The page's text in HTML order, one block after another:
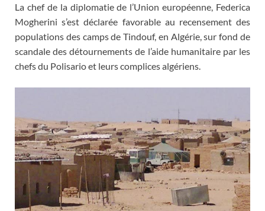
La chef de la diplomatie de l’Union européenne, Federica
Mogherini s’est déclarée favorable au recensement des
populations des camps de Tindouf, en Algérie, sur fond de
scandale des détournements de l’aide humanitaire par les
chefs du Polisario et leurs complices algériens.